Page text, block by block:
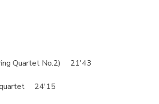
Quartet No.2) 21'43
quartet 24'15